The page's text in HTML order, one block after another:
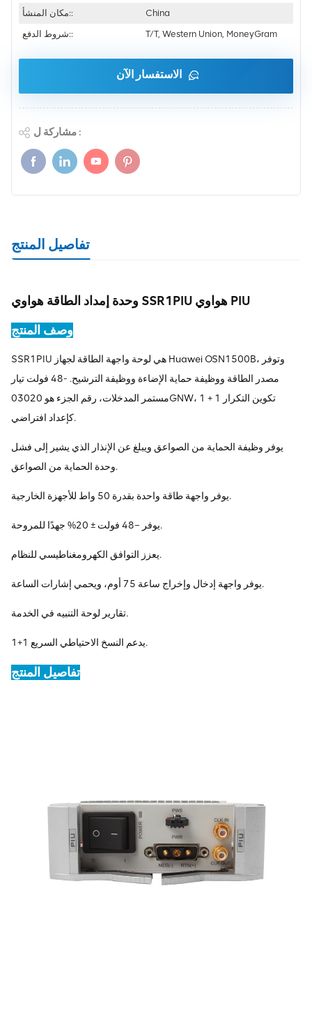
مكان المنشأ::
China
شروط الدفع::
T/T, Western Union, MoneyGram
الاستفسار الآن
مشاركة ل :
تفاصيل المنتج
وحدة إمداد الطاقة هواوي SSR1PIU هواوي PIU
وصف المنتج
SSR1PIU هي لوحة واجهة الطاقة لجهاز Huawei OSN1500B، وتوفر
مصدر الطاقة ووظيفة حماية الإضاءة ووظيفة الترشيح. -48 فولت تيار
مستمر المدخلات، رقم الجزء هو 03020GNW، تكوين التكرار 1 + 1
كإعداد افتراضي.
يوفر وظيفة الحماية من الصواعق ويبلغ عن الإنذار الذي يشير إلى فشل
وحدة الحماية من الصواعق.
يوفر واجهة طاقة واحدة بقدرة 50 واط للأجهزة الخارجية.
يوفر –48 فولت ± 20% جهدًا للمروحة.
يعزز التوافق الكهرومغناطيسي للنظام.
يوفر واجهة إدخال وإخراج ساعة 75 أوم، ويحمي إشارات الساعة.
تقارير لوحة التنبيه في الخدمة.
يدعم النسخ الاحتياطي السريع 1+1.
تفاصيل المنتج